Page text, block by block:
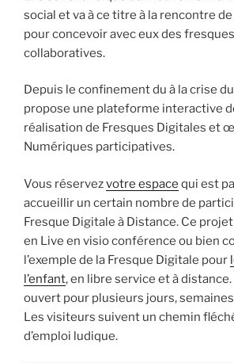
social et va à ce titre à la rencontre
pour concevoir avec eux des
collaboratives.
Depuis le confinement du à la crise du
propose une plateforme interactive
réalisation de Fresques Digitales et
Numériques participatives.
Vous réservezvotre espace qui est
accueillir un certain nombre de
Fresque Digitale à Distance. Ce
en Live en visio conférence ou bien
l’exemple de la Fresque Digitale pour
l’enfant, en libre service et à
ouvert pour plusieurs jours,
Les visiteurs suivent un chemin
d’emploi ludique.